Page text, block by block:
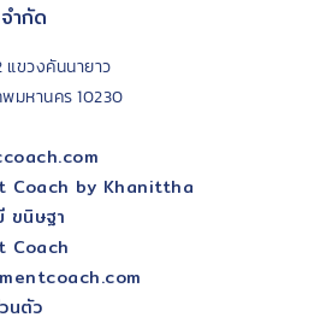
ำกัด
แขวงคันนายาว
มหานคร 10230
Coach by Khanittha
ขนิษฐา
Coach
นตัว